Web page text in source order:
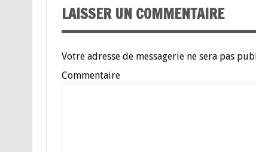
LAISSER UN COMMENTAIRE
Votre adresse de messagerie ne sera pas
Commentaire